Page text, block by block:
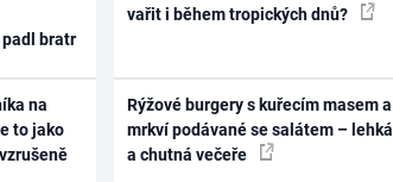
bratr
na
to jako
vařit i během tropických dnů?
Rýžové burgery s kuřecím masem a
mrkví podávané se salátem – lehká
a chutná večeře